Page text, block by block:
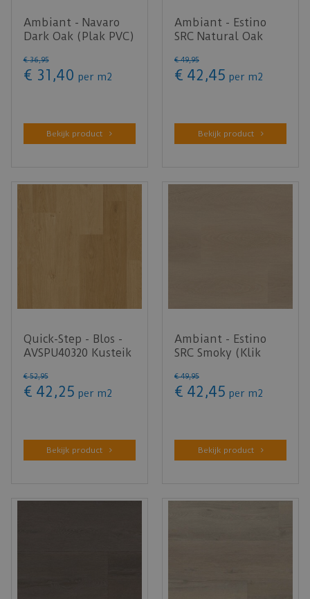
Ambiant - Navaro
Dark Oak (Plak PVC)
€ 36,95
€ 31 ,40 per m2
Bekijk product
Ambiant - Estino
SRC Natural Oak
€ 49,95
€ 42 ,45 per m2
Bekijk product
Quick-Step - Blos -
AVSPU40320 Kusteik
€ 52,95
€ 42 ,25 per m2
Bekijk product
Ambiant - Estino
SRC Smoky (Klik
€ 49,95
€ 42 ,45 per m2
Bekijk product